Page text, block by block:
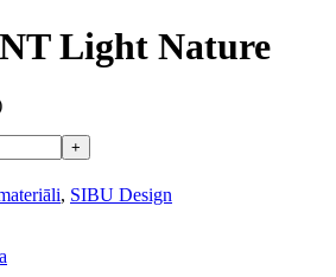
Light Nature
, SIBU Design